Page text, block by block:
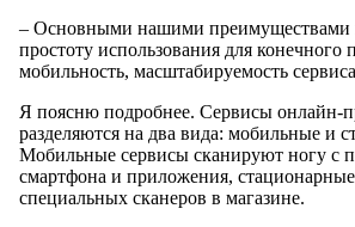
– Основными нашими преимуществами
простоту использования для конечного
мобильность, масштабируемость
Я поясню подробнее. Сервисы онлайн-
разделяются на два вида: мобильные и
Мобильные сервисы сканируют ногу с
смартфона и приложения,
специальных сканеров в магазине.